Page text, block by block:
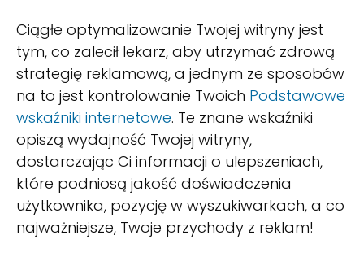
Ciągłe optymalizowanie Twojej witryny jest
tym, co zalecił lekarz, aby utrzymać zdrową
strategię reklamową, a jednym ze sposobów
na to jest kontrolowanie Twoich Podstawowe
wskaźniki internetowe. Te znane wskaźniki
opiszą wydajność Twojej witryny,
dostarczając Ci informacji o ulepszeniach,
które podniosą jakość doświadczenia
użytkownika, pozycję w wyszukiwarkach, a co
najważniejsze, Twoje przychody z reklam!